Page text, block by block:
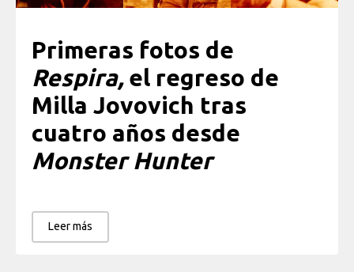
Primeras fotos de
Respira,el regreso de
Milla Jovovich tras
cuatro años desde
Monster Hunter
Leer más